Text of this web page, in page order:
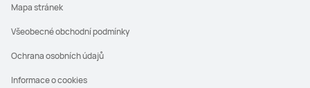
Mapa stránek
Všeobecné obchodní podmínky
Ochrana osobních údajů
Informace o cookies